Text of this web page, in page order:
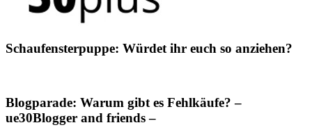
Schaufensterpuppe: Würdet ihr euch so anziehen?
Blogparade: Warum gibt es Fehlkäufe? –
ue30Blogger and friends –